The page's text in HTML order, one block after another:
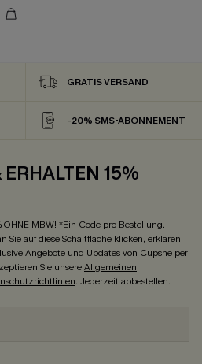
GRATIS VERSAND
-20% SMS-ABONNEMENT
15%
MBW! *Ein Code pro Bestellung.
Sie auf diese Schaltfläche klicken, erklären
Angebote und Updates von Cupshe per
Sie unsereAllgemeinen
. Jederzeit abbestellen.